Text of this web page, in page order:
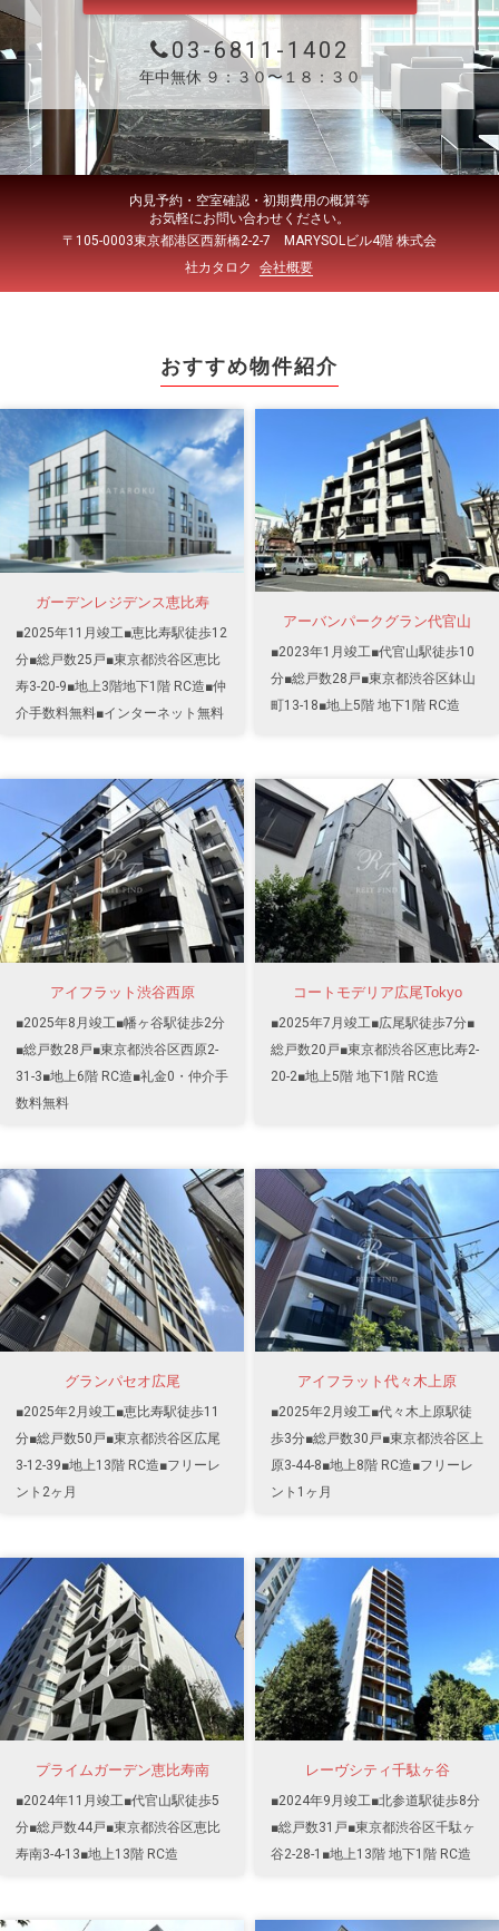
03-6811-1402
年中無休 ９：３０〜１８：３０
内見予約・空室確認・初期費用の概算等
お気軽にお問い合わせください。
〒105-0003東京都港区西新橋2-2-7 MARYSOLビル4階 株式会
社カタロク
会社概要
おすすめ物件紹介
ガーデンレジデンス恵比寿
■2025年11月竣工■恵比寿駅徒歩12
分■総戸数25戸■東京都渋谷区恵比
寿3-20-9■地上3階地下1階 RC造■仲
介手数料無料■インターネット無料
アーバンパークグラン代官山
■2023年1月竣工■代官山駅徒歩10
分■総戸数28戸■東京都渋谷区鉢山
町13-18■地上5階 地下1階 RC造
アイフラット渋谷西原
■2025年8月竣工■幡ヶ谷駅徒歩2分
■総戸数28戸■東京都渋谷区西原2-
31-3■地上6階 RC造■礼金0・仲介手
数料無料
コートモデリア広尾Tokyo
■2025年7月竣工■広尾駅徒歩7分■
総戸数20戸■東京都渋谷区恵比寿2-
20-2■地上5階 地下1階 RC造
グランパセオ広尾
■2025年2月竣工■恵比寿駅徒歩11
分■総戸数50戸■東京都渋谷区広尾
3-12-39■地上13階 RC造■フリーレ
ント2ヶ月
アイフラット代々木上原
■2025年2月竣工■代々木上原駅徒
歩3分■総戸数30戸■東京都渋谷区上
原3-44-8■地上8階 RC造■フリーレ
ント1ヶ月
プライムガーデン恵比寿南
■2024年11月竣工■代官山駅徒歩5
分■総戸数44戸■東京都渋谷区恵比
寿南3-4-13■地上13階 RC造
レーヴシティ千駄ヶ谷
■2024年9月竣工■北参道駅徒歩8分
■総戸数31戸■東京都渋谷区千駄ヶ
谷2-28-1■地上13階 地下1階 RC造